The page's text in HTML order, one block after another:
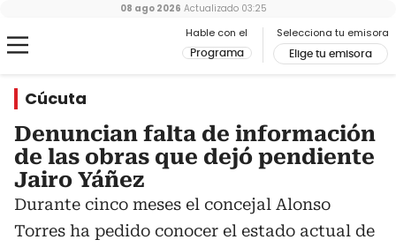
Hable con el
Programa
Selecciona tu emisora
Elige tu emisora
08 ago 2026 Actualizado 03:25
Cúcuta
Denuncian falta de información
de las obras que dejó pendiente
Jairo Yáñez
Durante cinco meses el concejal Alonso
Torres ha pedido conocer el estado actual de